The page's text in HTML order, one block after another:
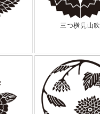
三つ横見山吹